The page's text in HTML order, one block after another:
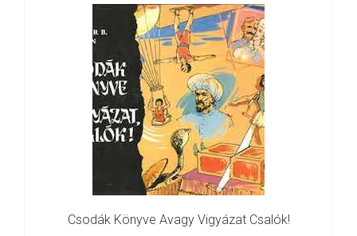
Csodák Könyve Avagy Vigyázat Csalók!